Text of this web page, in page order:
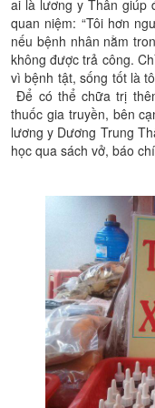
ai là lương y Thân giúp
quan niệm: “Tôi hơn
nếu bệnh nhân nằm
không được trả công.
vì bệnh tật, sống tốt là
Để có thể chữa trị
thuốc gia truyền, bên
lương y Dương Trung
học qua sách vở, báo